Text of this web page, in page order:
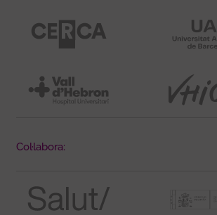
Col·labora: